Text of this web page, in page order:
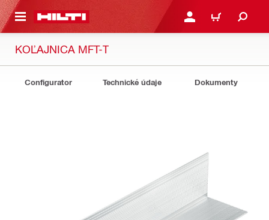
HLAVNÝ OBSAH PRIHLÁSIŤ ALEBO
KOŠÍK
KOĽAJNICA MFT-T
Configurator Technické údaje Dokumenty